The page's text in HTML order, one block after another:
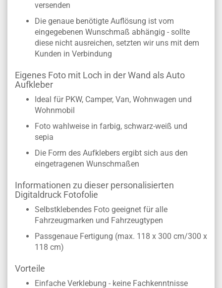
versenden
Die genaue benötigte Auflösung ist vom
eingegebenen Wunschmaß abhängig - sollte
diese nicht ausreichen, setzten wir uns mit dem
Kunden in Verbindung
Eigenes Foto mit Loch in der Wand als Auto
Aufkleber
Ideal für PKW, Camper, Van, Wohnwagen und
Wohnmobil
Foto wahlweise in farbig, schwarz-weiß und
sepia
Die Form des Aufklebers ergibt sich aus den
eingetragenen Wunschmaßen
Informationen zu dieser personalisierten
Digitaldruck Fotofolie
Selbstklebendes Foto geeignet für alle
Fahrzeugmarken und Fahrzeugtypen
Passgenaue Fertigung (max. 118 x 300 cm/300 x
118 cm)
Vorteile
Einfache Verklebung - keine Fachkenntnisse